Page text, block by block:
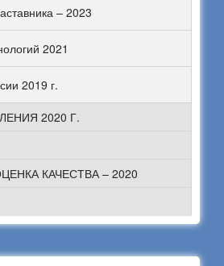
– 2023
2021
2019 г.
2020 Г.
КАЧЕСТВА – 2020